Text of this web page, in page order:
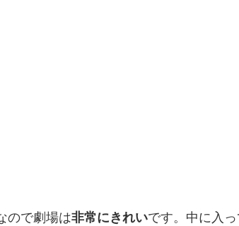
ので劇場は非常にきれいです。中に入